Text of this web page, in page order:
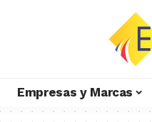
Empresas y Marcas